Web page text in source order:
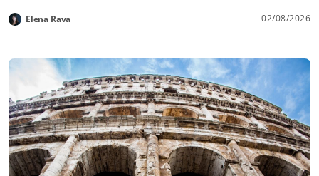
Elena Rava 02/08/2026